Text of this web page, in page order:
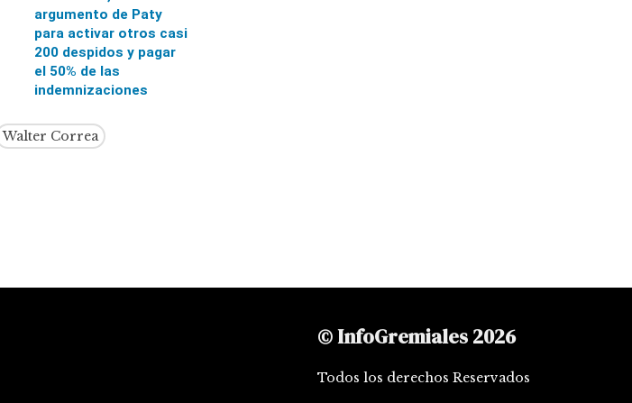
argumento de Paty
para activar otros casi
200 despidos y pagar
el 50% de las
indemnizaciones
Walter Correa
© InfoGremiales 2026
Todos los derechos Reservados